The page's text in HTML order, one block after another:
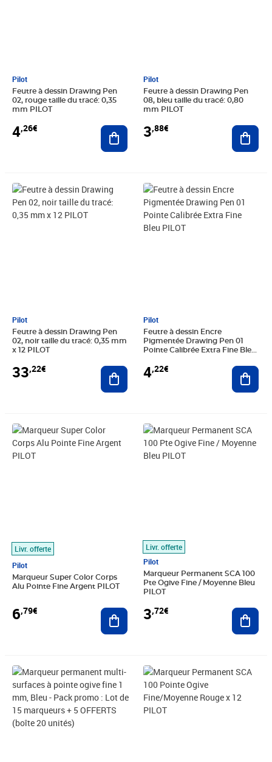
Pilot
Feutre à dessin Drawing Pen
02, rouge taille du tracé: 0,35
mm PILOT
4,26€ Ajouter au panier
Pilot
Feutre à dessin Drawing Pen
08, bleu taille du tracé: 0,80
mm PILOT
3,88€
Pilot
Feutre à dessin Drawing Pen
02, noir taille du tracé: 0,35 mm
x 12 PILOT
33,22€
Prix 33,22€
Ajouter au panier
Pilot
Feutre à dessin Encre
Pigmentée Drawing Pen 01
Pointe Calibrée Extra Fine Bleu
4,22€
Prix 4,22€
Livr. offerte
Pilot
Marqueur Super Color Corps
Alu Pointe Fine Argent PILOT
6,79€
Prix 6,79€
Ajouter au panier
Livr. offerte
Pilot
Marqueur Permanent SCA 100
Pte Ogive Fine / Moyenne Bleu
PILOT
3,72€
Prix 3,72€
Prix 35,17€ Prix 15,15€